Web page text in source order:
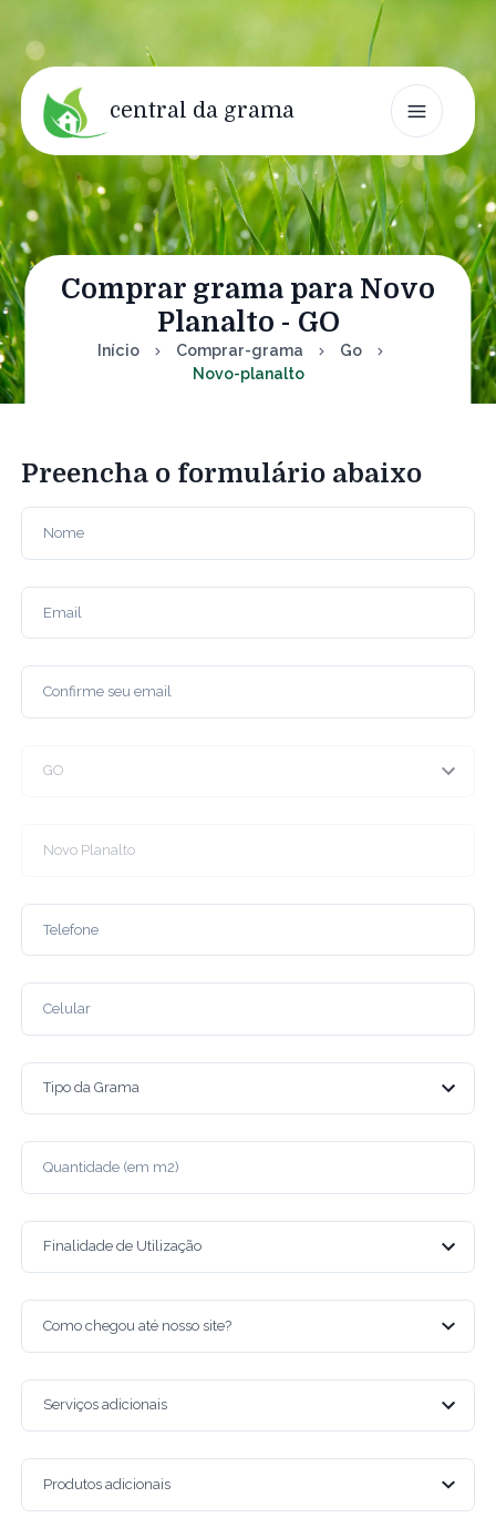
central da grama
Comprar grama para Novo
Planalto - GO
Início Comprar-grama
Go
Novo-planalto
Preencha o formulário abaixo